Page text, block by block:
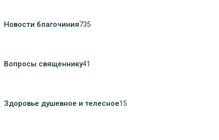
Новости благочиния735
Вопросы священнику41
Здоровье душевное и телесное15